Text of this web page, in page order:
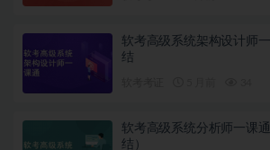
软考高级系统架构设计师
结
软考高级系统分析师一课
结）